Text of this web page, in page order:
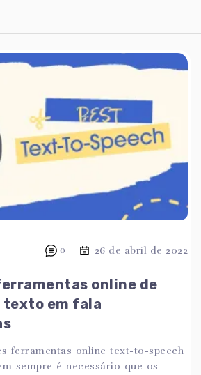
0 26 de abril de 2022
online de
texto em fala
ferramentas online text-to-speech
sempre é necessário que os